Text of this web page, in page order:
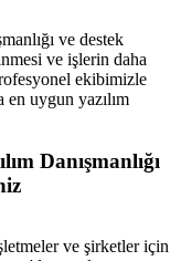
ve destek
ve işlerin daha
ekibimizle
uygun yazılım
Danışmanlığı
ve şirketler için